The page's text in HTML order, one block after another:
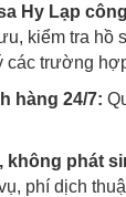
Hy Lạp
kiểm tra hồ
các trường
hàng 24/7:
không phát
phí dịch